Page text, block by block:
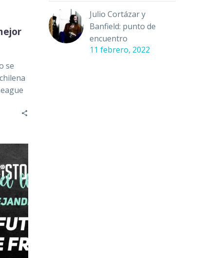
se
Julio Cortázar y
Banfield: punto de
encuentro
11 febrero, 2022